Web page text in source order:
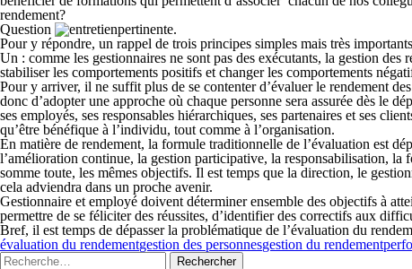
rendement?
Question
pertinente.
Pour y répondre, un rappel de trois principes simples mais très
Un : comme les gestionnaires ne sont pas des exécutants, la gestion des
stabiliser les comportements positifs et changer les comportements
Pour y arriver, il ne suffit plus de se contenter d’évaluer le rendement
donc d’adopter une approche où chaque personne sera assurée dès le
ses employés, ses responsables hiérarchiques, ses partenaires et ses
qu’être bénéfique à l’individu, tout comme à l’organisation.
En matière de rendement, la formule traditionnelle de l’évaluation est
l’amélioration continue, la gestion participative, la responsabilisation,
somme toute, les mêmes objectifs. Il est temps que la direction, le
cela adviendra dans un proche avenir.
Gestionnaire et employé doivent déterminer ensemble des objectifs à
permettre de se féliciter des réussites, d’identifier des correctifs aux
Bref, il est temps de dépasser la problématique de l’évaluation du
évaluation du rendementgestion des personnesgestion du rendement